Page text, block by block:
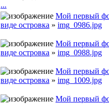
...
Мой первый
виде островка » img_0986.jpg
Мой первый
виде островка » img_0988.jpg
Мой первый
виде островка » img_1009.jpg
Мой первый